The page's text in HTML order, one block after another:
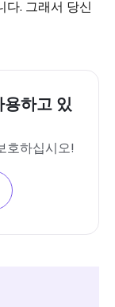
다. 그래서 당신
하고 있
호하십시오!